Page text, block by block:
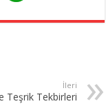
İleri
Teşrik Tekbirleri